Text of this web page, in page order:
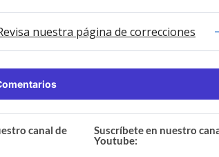
nuestra página de correcciones
canal de
Suscríbete en nuestro
Youtube: